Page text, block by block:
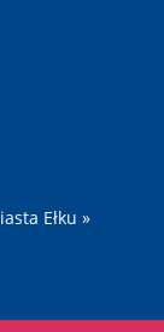
Ełku »